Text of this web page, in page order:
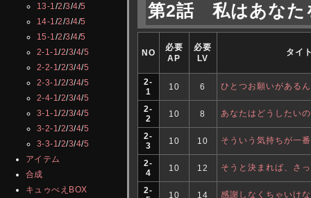
13-1 /2/3/4/5
14-1 /2/3/4/5
15-1 /2/3/4/5
2-1-1/2/3/4/5
2-2-1/2/3/4/5
2-3-1/2/3/4/5
2-4-1/2/3/4/5
3-1-1/2/3/4/5
3-2-1/2/3/4/5
3-3-1/2/3/4/5
アイテム
合成
キュゥべえBOX
第2話 私はあなた
NO
必要
AP
必要
LV
タイ
2-
1
10 6 ひとつお願いがある
2-
2
10 8 あなたはどうしたい
2-
3
10 10 そういう気持ちが一
2-
4
10 12 そうと決まれば、さ
2-
10 14 感謝しなくちゃいけ